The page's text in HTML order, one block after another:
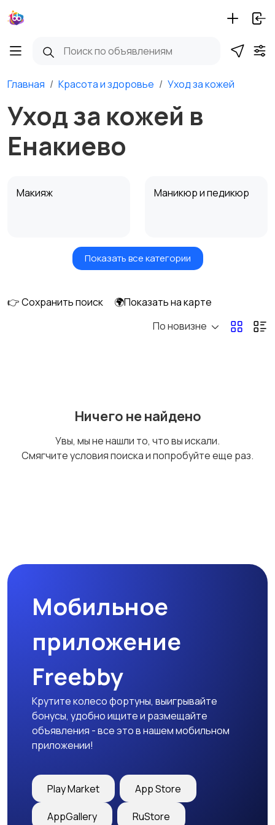
Главная Красота и здоровье Уход за кожей
Уход за кожей в
Енакиево
Макияж Маникюр и педикюр
Товары для здоровья Парфюмерия
Уход за кожей
Показать все категории
👉 Сохранить поиск
🌍Показать на карте
По новизне
Ничего не найдено
Увы, мы не нашли то, что вы искали.
Смягчите условия поиска и попробуйте еще раз.
Мобильное
приложение
Freebby
Крутите колесо фортуны, выигрывайте
бонусы, удобно ищите и размещайте
объявления - все это в нашем мобильном
приложении!
Play Market App Store
AppGallery RuStore